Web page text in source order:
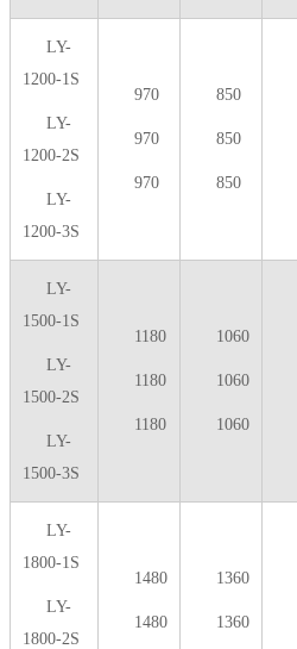
LY-
1200-1S
LY-
1200-2S
LY-
1200-3S
970
970
970
850
850
850
LY-
1500-1S
LY-
1500-2S
LY-
1500-3S
1180
1180
1180
1060
1060
1060
LY-
1800-1S
LY-
1800-2S
1480
1480
1360
1360